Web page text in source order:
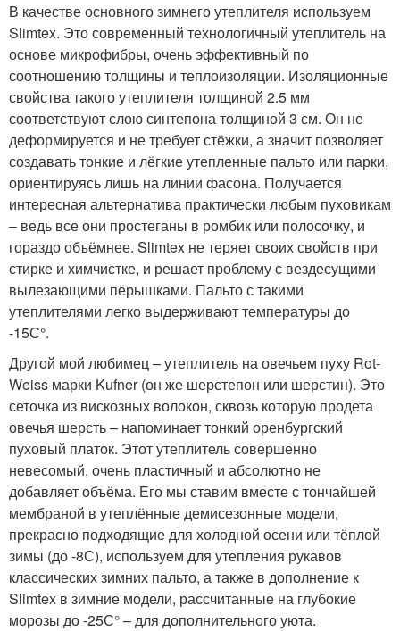
В качестве основного зимнего утеплителя используем
Slimtex. Это современный технологичный утеплитель на
основе микрофибры, очень эффективный по
соотношению толщины и теплоизоляции. Изоляционные
свойства такого утеплителя толщиной 2.5 мм
соответствуют слою синтепона толщиной 3 см. Он не
деформируется и не требует стёжки, а значит позволяет
создавать тонкие и лёгкие утепленные пальто или парки,
ориентируясь лишь на линии фасона. Получается
интересная альтернатива практически любым пуховикам
– ведь все они простеганы в ромбик или полосочку, и
гораздо объёмнее. Slimtex не теряет своих свойств при
стирке и химчистке, и решает проблему с вездесущими
вылезающими пёрышками. Пальто с такими
утеплителями легко выдерживают температуры до
-15С°.
Другой мой любимец – утеплитель на овечьем пуху Rot-
Weiss марки Kufner (он же шерстепон или шерстин). Это
сеточка из вискозных волокон, сквозь которую продета
овечья шерсть – напоминает тонкий оренбургский
пуховый платок. Этот утеплитель совершенно
невесомый, очень пластичный и абсолютно не
добавляет объёма. Его мы ставим вместе с тончайшей
мембраной в утеплённые демисезонные модели,
прекрасно подходящие для холодной осени или тёплой
зимы (до -8С), используем для утепления рукавов
классических зимних пальто, а также в дополнение к
Slimtex в зимние модели, рассчитанные на глубокие
морозы до -25С° – для дополнительного уюта.